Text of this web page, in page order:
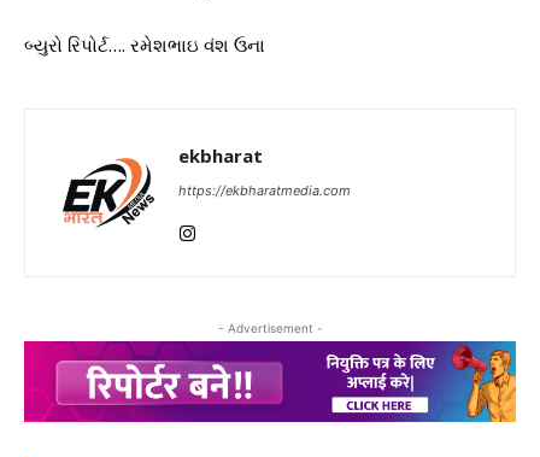
બ્યુરો રિપોર્ટ…. રમેશભાઇ વંશ ઉના
ekbharat
https://ekbharatmedia.com
- Advertisement -